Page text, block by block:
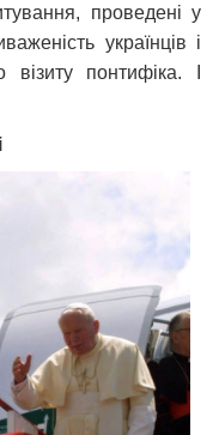
проведені у
українців і
візиту понтифіка. І